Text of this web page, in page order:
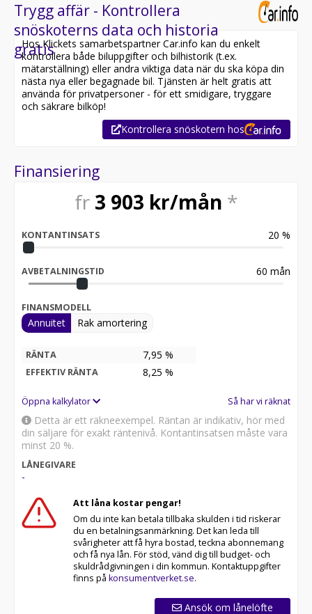
Trygg affär - Kontrollera
snöskoterns data och historia
gratis
Hos Klickets samarbetspartner Car.info kan du enkelt
kontrollera både biluppgifter och bilhistorik (t.ex.
mätarställning) eller andra viktiga data när du ska köpa din
nästa nya eller begagnade bil. Tjänsten är helt gratis att
använda för privatpersoner - för ett smidigare, tryggare
och säkrare bilköp!
Kontrollera snöskotern hos
Finansiering
fr 3 903 kr/mån *
KONTANTINSATS 20 %
AVBETALNINGSTID 60 mån
FINANSMODELL
Annuitet Rak amortering
RÄNTA 7,95 %
EFFEKTIV RÄNTA 8,25 %
Öppna kalkylator Så har vi räknat
Detta är ett räkneexempel. Räntan är indikativ, hör med
din säljare för exakt räntenivå. Kontantinsatsen måste vara
minst 20 %.
LÅNEGIVARE
-
Att låna kostar pengar!
Om du inte kan betala tillbaka skulden i tid riskerar
du en betalningsanmärkning. Det kan leda till
svårigheter att få hyra bostad, teckna abonnemang
och få nya lån. För stöd, vänd dig till budget- och
skuldrådgivningen i din kommun. Kontaktuppgifter
finns på konsumentverket.se.
Ansök om lånelöfte